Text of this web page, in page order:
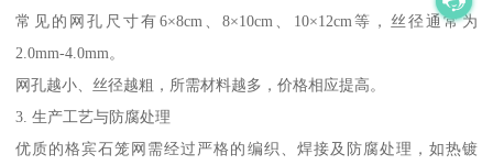
常见的网孔尺寸有6×8cm、8×10cm、10×12cm等，丝径通常为
2.0mm-4.0mm。
网孔越小、丝径越粗，所需材料越多，价格相应提高。
3. 生产工艺与防腐处理
优质的格宾石笼网需经过严格的编织、焊接及防腐处理，如热镀